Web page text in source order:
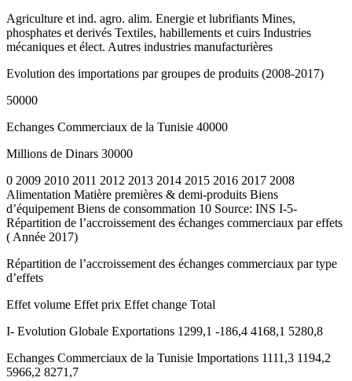
Agriculture et ind. agro. alim. Energie et lubrifiants Mines,
phosphates et derivés Textiles, habillements et cuirs Industries
mécaniques et élect. Autres industries manufacturières
Evolution des importations par groupes de produits (2008-2017)
50000
Echanges Commerciaux de la Tunisie 40000
Millions de Dinars 30000
0 2009 2010 2011 2012 2013 2014 2015 2016 2017 2008
Alimentation Matière premières & demi-produits Biens
d’équipement Biens de consommation 10 Source: INS I-5-
Répartition de l’accroissement des échanges commerciaux par effets
( Année 2017)
Répartition de l’accroissement des échanges commerciaux par type
d’effets
Effet volume Effet prix Effet change Total
I- Evolution Globale Exportations 1299,1 -186,4 4168,1 5280,8
Echanges Commerciaux de la Tunisie Importations 1111,3 1194,2
5966,2 8271,7